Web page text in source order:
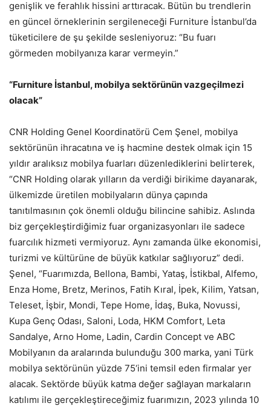
genişlik ve ferahlık hissini arttıracak. Bütün bu trendlerin
en güncel örneklerinin sergileneceği Furniture İstanbul’da
tüketicilere de şu şekilde sesleniyoruz: “Bu fuarı
görmeden mobilyanıza karar vermeyin.”
“Furniture İstanbul, mobilya sektörünün vazgeçilmezi
olacak”
CNR Holding Genel Koordinatörü Cem Şenel, mobilya
sektörünün ihracatına ve iş hacmine destek olmak için 15
yıldır aralıksız mobilya fuarları düzenlediklerini belirterek,
“CNR Holding olarak yılların da verdiği birikime dayanarak,
ülkemizde üretilen mobilyaların dünya çapında
tanıtılmasının çok önemli olduğu bilincine sahibiz. Aslında
biz gerçekleştirdiğimiz fuar organizasyonları ile sadece
fuarcılık hizmeti vermiyoruz. Aynı zamanda ülke ekonomisi,
turizmi ve kültürüne de büyük katkılar sağlıyoruz” dedi.
Şenel, “Fuarımızda, Bellona, Bambi, Yataş, İstikbal, Alfemo,
Enza Home, Bretz, Merinos, Fatih Kıral, İpek, Kilim, Yatsan,
Teleset, İşbir, Mondi, Tepe Home, İdaş, Buka, Novussi,
Kupa Genç Odası, Saloni, Loda, HKM Comfort, Leta
Sandalye, Arno Home, Ladin, Cardin Concept ve ABC
Mobilyanın da aralarında bulunduğu 300 marka, yani Türk
mobilya sektörünün yüzde 75‘ini temsil eden firmalar yer
alacak. Sektörde büyük katma değer sağlayan markaların
katılımı ile gerçekleştireceğimiz fuarımızın, 2023 yılında 10